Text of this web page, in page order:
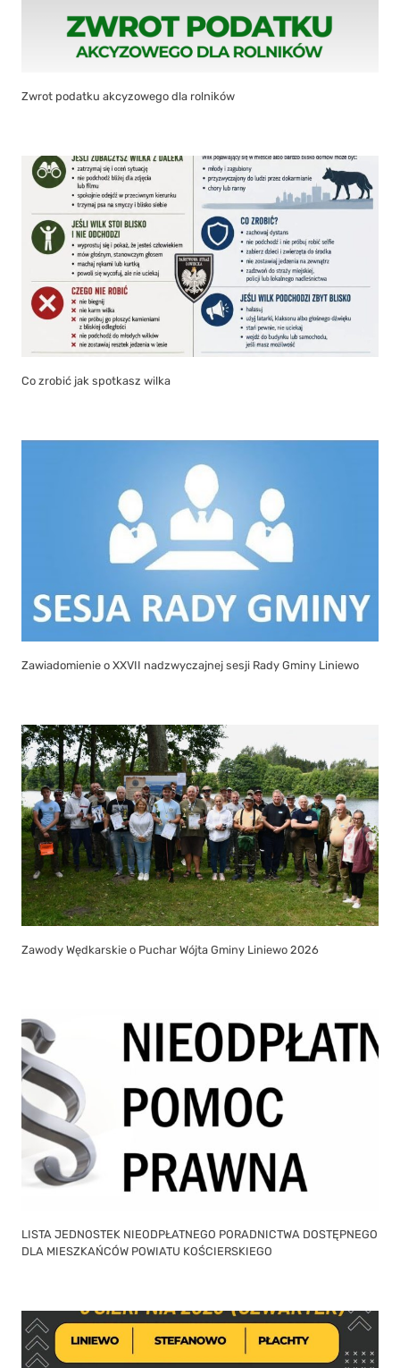
Zwrot podatku akcyzowego dla rolników
Co zrobić jak spotkasz wilka
Zawiadomienie o XXVII nadzwyczajnej sesji Rady Gminy Liniewo
Zawody Wędkarskie o Puchar Wójta Gminy Liniewo 2026
LISTA JEDNOSTEK NIEODPŁATNEGO PORADNICTWA DOSTĘPNEGO
DLA MIESZKAŃCÓW POWIATU KOŚCIERSKIEGO